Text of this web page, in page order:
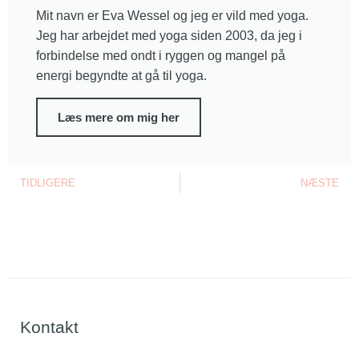
Mit navn er Eva Wessel og jeg er vild med yoga.
Jeg har arbejdet med yoga siden 2003, da jeg i
forbindelse med ondt i ryggen og mangel på
energi begyndte at gå til yoga.
Læs mere om mig her
TIDLIGERE NÆSTE
Kontakt